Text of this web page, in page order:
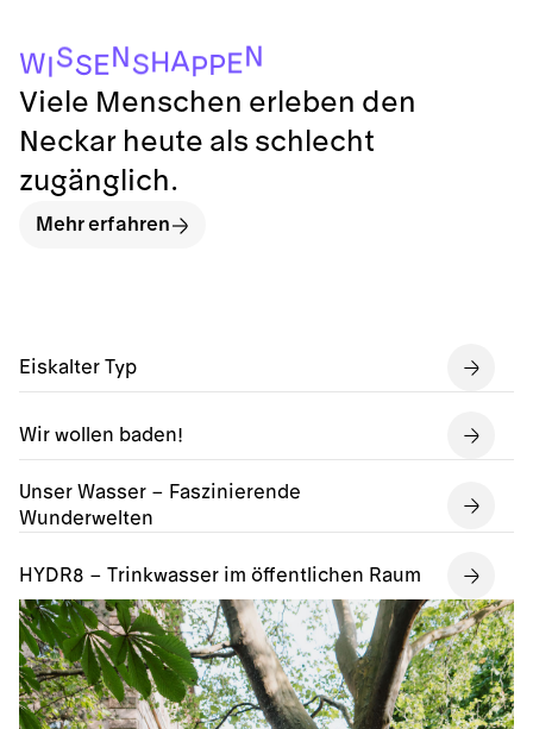
Eiskalter Typ
Wir wollen baden!
Unser Wasser – Faszinierende
Wunderwelten
HYDR8 – Trinkwasser im öffentlichen Raum
WISSENS H AP P EN
Viele Menschen erleben den
Neckar heute als schlecht
zugänglich.
Mehr erfahren